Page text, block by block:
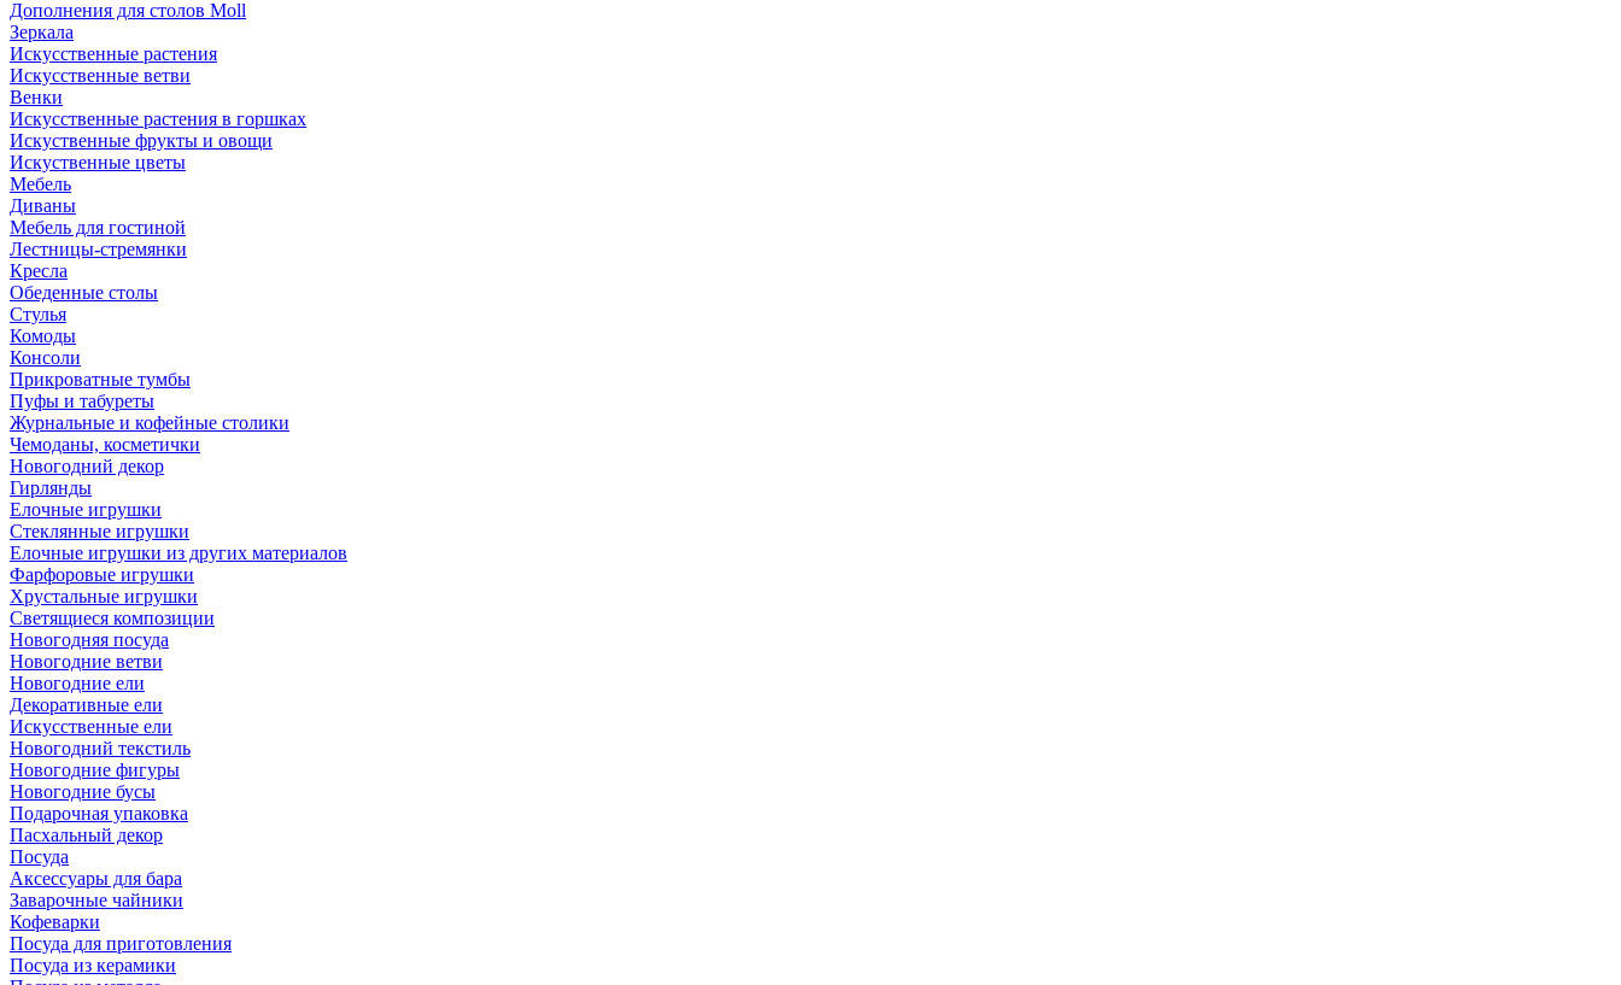
Дополнения для столов Moll
Зеркала
Искусственные растения
Искусственные ветви
Венки
Искусственные растения в горшках
Искуственные фрукты и овощи
Искуственные цветы
Мебель
Диваны
Мебель для гостиной
Лестницы-стремянки
Кресла
Обеденные столы
Стулья
Комоды
Консоли
Прикроватные тумбы
Пуфы и табуреты
Журнальные и кофейные столики
Чемоданы, косметички
Новогодний декор
Гирлянды
Елочные игрушки
Стеклянные игрушки
Елочные игрушки из других материалов
Фарфоровые игрушки
Хрустальные игрушки
Светящиеся композиции
Новогодняя посуда
Новогодние ветви
Новогодние ели
Декоративные ели
Искусственные ели
Новогодний текстиль
Новогодние фигуры
Новогодние бусы
Подарочная упаковка
Пасхальный декор
Посуда
Аксессуары для бара
Заварочные чайники
Кофеварки
Посуда для приготовления
Посуда из керамики